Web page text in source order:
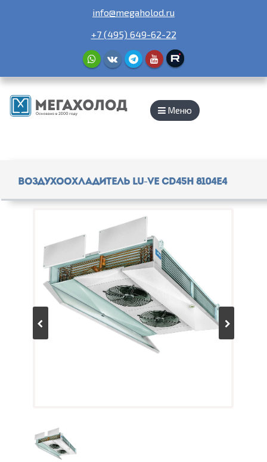
info@megaholod.ru
+7 (495) 649-62-22
Меню
Воздухоохладитель Lu-Ve CD45H 8104E4